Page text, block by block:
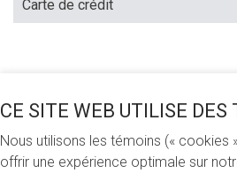
OPTIONS SUIVANTES)*
100 $ 250 $ 500 $
CE SITE WEB UTILISE DES
Nous utilisons les témoins (« cookies
offrir une expérience optimale sur